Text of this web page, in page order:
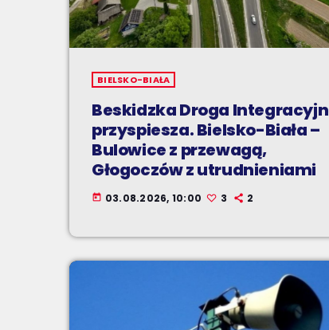
BIELSKO-BIAŁA
Beskidzka Droga
przyspiesza. Bielsko-Biała –
Bulowice z przewagą,
Głogoczów z utrudnieniami
today 03.08.2026, 10:00 3 2